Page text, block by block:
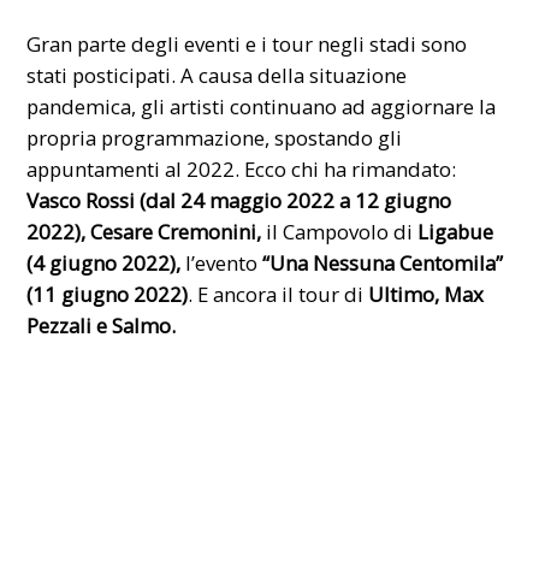
Gran parte degli eventi e i tour negli stadi sono
stati posticipati. A causa della situazione
pandemica, gli artisti continuano ad aggiornare la
propria programmazione, spostando gli
appuntamenti al 2022. Ecco chi ha rimandato:
Vasco Rossi (dal 24 maggio 2022 a 12 giugno
2022), Cesare Cremonini, il Campovolo di Ligabue
(4 giugno 2022), l’evento“Una Nessuna Centomila”
(11 giugno 2022). E ancora il tour di Ultimo, Max
Pezzali e Salmo.